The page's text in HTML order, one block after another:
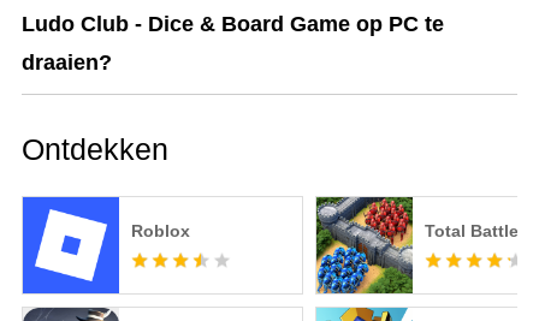
Ludo Club - Dice & Board Game op PC te
draaien?
Ontdekken
Roblox Total Battle